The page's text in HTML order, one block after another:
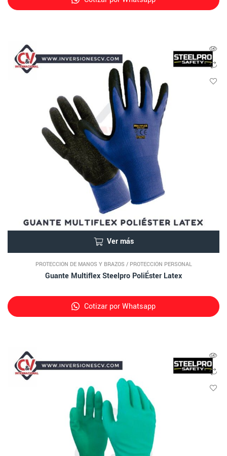
Ver más
PROTECCIÓN DE MANOS Y BRAZOS / PROTECCIÓN PERSONAL
Guante Multiflex Steelpro PoliÉster Latex
Cotizar por Whatsapp